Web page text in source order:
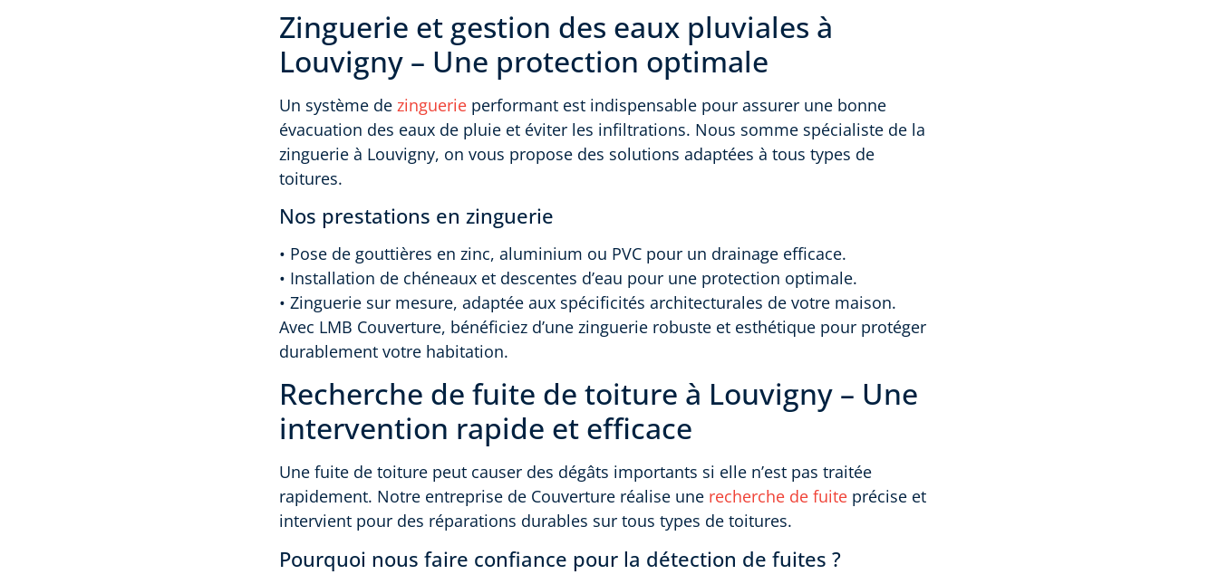
Zinguerie et gestion des eaux pluviales à
Louvigny – Une protection optimale
Un système de zinguerie performant est indispensable pour assurer une bonne
évacuation des eaux de pluie et éviter les infiltrations. Nous somme spécialiste de la
zinguerie à Louvigny, on vous propose des solutions adaptées à tous types de
toitures.
Nos prestations en zinguerie
• Pose de gouttières en zinc, aluminium ou PVC pour un drainage efficace.
• Installation de chéneaux et descentes d’eau pour une protection optimale.
• Zinguerie sur mesure, adaptée aux spécificités architecturales de votre maison.
Avec LMB Couverture, bénéficiez d’une zinguerie robuste et esthétique pour protéger
durablement votre habitation.
Recherche de fuite de toiture à Louvigny – Une
intervention rapide et efficace
Une fuite de toiture peut causer des dégâts importants si elle n’est pas traitée
rapidement. Notre entreprise de Couverture réalise une recherche de fuite précise et
intervient pour des réparations durables sur tous types de toitures.
Pourquoi nous faire confiance pour la détection de fuites ?